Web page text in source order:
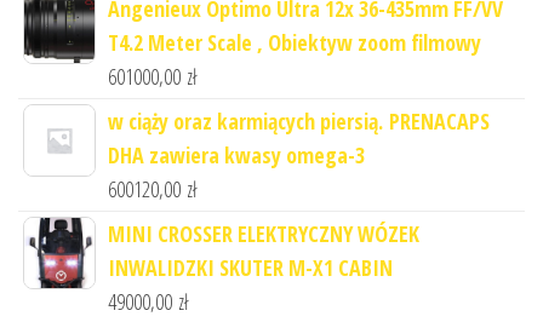
Angenieux Optimo Ultra 12x 36-435mm FF/VV
T4.2 Meter Scale , Obiektyw zoom filmowy
601000,00 zł
w ciąży oraz karmiących piersią. PRENACAPS
DHA zawiera kwasy omega-3
600120,00 zł
MINI CROSSER ELEKTRYCZNY WÓZEK
INWALIDZKI SKUTER M-X1 CABIN
49000,00 zł